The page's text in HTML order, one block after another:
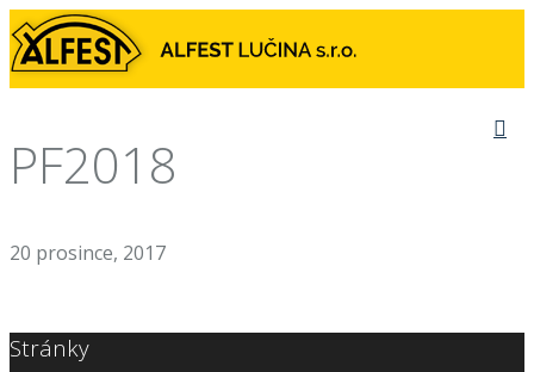
PF2018
20 prosince, 2017
Stránky